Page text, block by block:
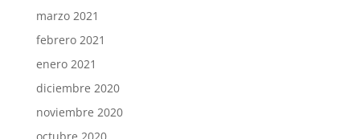
marzo 2021
febrero 2021
enero 2021
diciembre 2020
noviembre 2020